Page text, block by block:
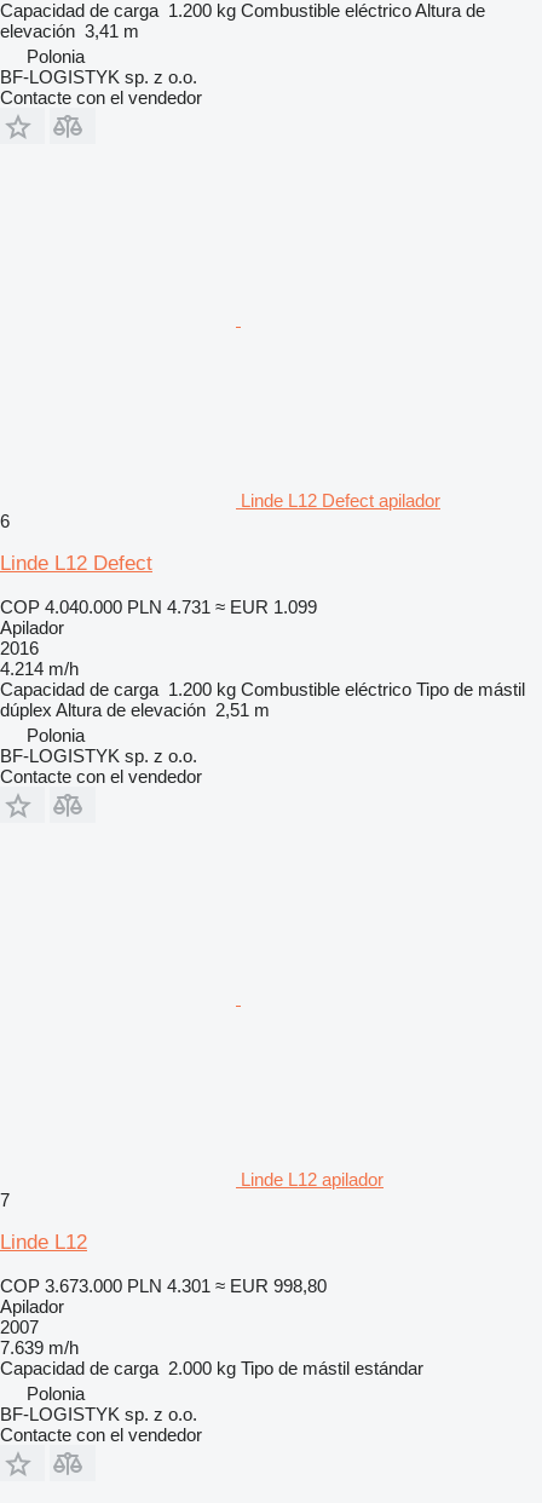
Capacidad de carga 1.200 kg Combustible eléctricoAltura de
elevación 3,41 m
Polonia
BF-LOGISTYK sp. z o.o.
Contacte con el vendedor
Linde L12 Defect apilador
6
Linde L12 Defect
COP 4.040.000 PLN 4.731 ≈ EUR 1.099
Apilador
2016
4.214 m/h
Capacidad de carga 1.200 kg Combustible eléctrico Tipo de mástil
dúplex Altura de elevación 2,51 m
Polonia
BF-LOGISTYK sp. z o.o.
Contacte con el vendedor
Linde L12 apilador
7
Linde L12
COP 3.673.000 PLN 4.301 ≈ EUR 998,80
Apilador
2007
7.639 m/h
Capacidad de carga 2.000 kg Tipo de mástil estándar
Polonia
BF-LOGISTYK sp. z o.o.
Contacte con el vendedor